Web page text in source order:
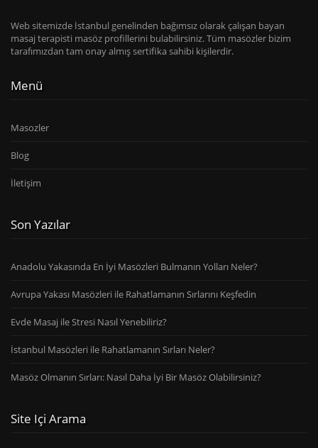
Web sitemizde İstanbul genelinden bağımsız olarak çalışan bayan
masaj terapisti masöz profillerini bulabilirsiniz. Tüm masözler bizim
tarafımızdan tam onay almış sertifika sahibi kişilerdir.
Menü
Masozler
Blog
İletişim
Son Yazılar
Anadolu Yakasında En İyi Masözleri Bulmanın Yolları Neler?
Avrupa Yakası Masözleri ile Rahatlamanın Sırlarını Keşfedin
Evde Masaj ile Stresi Nasıl Yenebiliriz?
İstanbul Masözleri ile Rahatlamanın Sırları Neler?
Masöz Olmanın Sırları: Nasıl Daha İyi Bir Masöz Olabilirsiniz?
Site Içi Arama